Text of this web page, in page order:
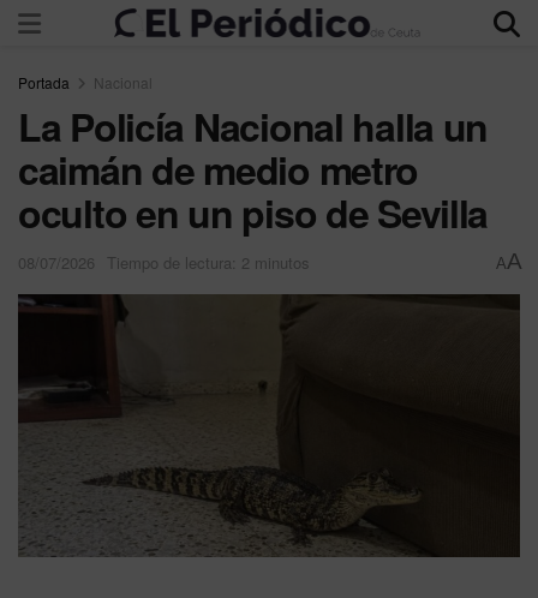
Portada Nacional
La Policía Nacional halla un
caimán de medio metro
oculto en un piso de Sevilla
08/07/2026 Tiempo de lectura: 2 minutos AA